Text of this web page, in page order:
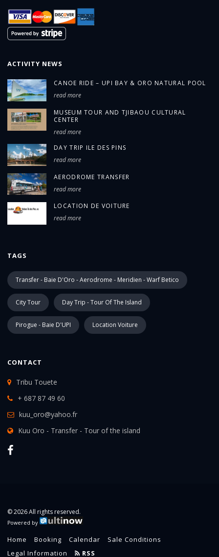
ACTIVITY NEWS
CANOE RIDE – UPI BAY & ORO NATURAL POOL
read more
MUSEUM TOUR AND TJIBAOU CULTURAL
CENTER
read more
DAY TRIP ILE DES PINS
read more
AERODROME TRANSFER
read more
LOCATION DE VOITURE
read more
TAGS
Transfer - Baie D'Oro - Aerodrome - Meridien - Warf Betico
City Tour Day Trip - Tour Of The Island
Pirogue - Baie D'UPI Location Voiture
CONTACT
Tribu Touete
+ 687 87 49 60
kuu_oro@yahoo.fr
Kuu Oro - Transfer - Tour of the island
© 2026 All rights reserved.
Powered by
Home Booking Calendar
Sale Conditions
Legal Information
RSS